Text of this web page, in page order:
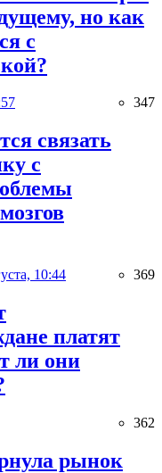
но как
с
347
связать
с
10:44 369
платят
ли они
362
рынок